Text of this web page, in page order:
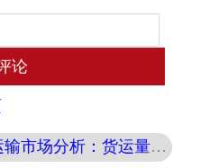
分析：货运量增长与发展趋势